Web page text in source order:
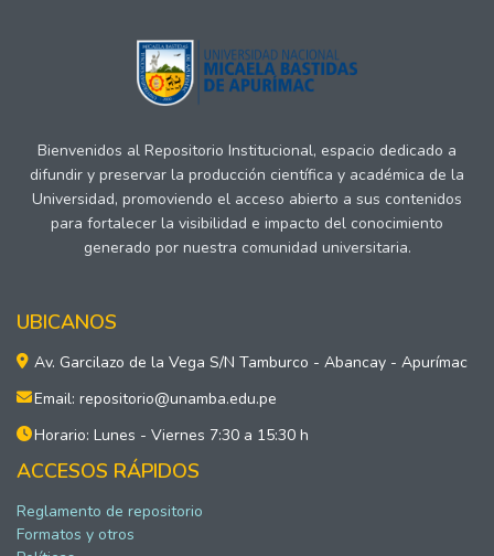
Bienvenidos al Repositorio Institucional, espacio dedicado a
difundir y preservar la producción científica y académica de la
Universidad, promoviendo el acceso abierto a sus contenidos
para fortalecer la visibilidad e impacto del conocimiento
generado por nuestra comunidad universitaria.
UBICANOS
Av. Garcilazo de la Vega S/N Tamburco - Abancay - Apurímac
Email: repositorio@unamba.edu.pe
Horario: Lunes - Viernes 7:30 a 15:30 h
ACCESOS RÁPIDOS
Reglamento de repositorio
Formatos y otros